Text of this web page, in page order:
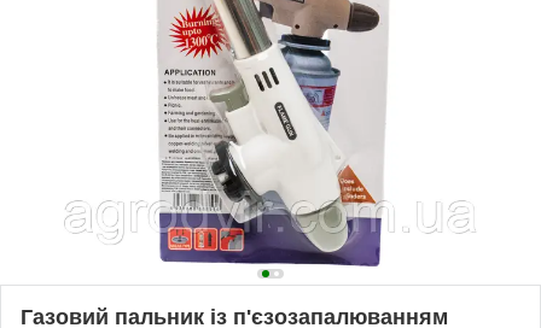
Газовий пальник із п'єзозапалюванням